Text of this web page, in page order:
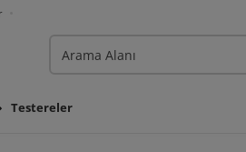
Testereler